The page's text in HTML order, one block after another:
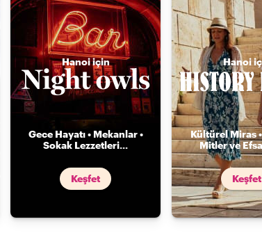
Hanoi için
Gece Hayatı • Mekanlar •
Sokak Lezzetleri...
Keşfet
Hanoi
Kültürel Miras
Mitler ve
Keşfet